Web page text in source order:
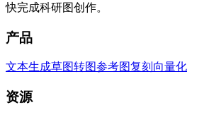
快完成科研图创作。
产品
文本生成草图转图参考图复刻 向量化
资源